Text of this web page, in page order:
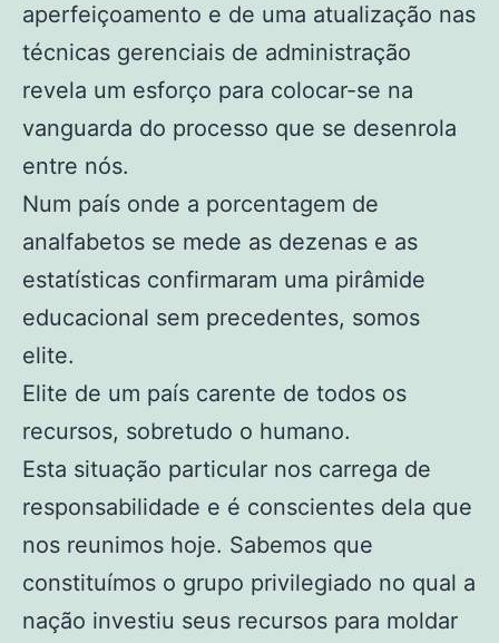
aperfeiçoamento e de uma atualização nas
técnicas gerenciais de administração
revela um esforço para colocar-se na
vanguarda do processo que se desenrola
entre nós.
Num país onde a porcentagem de
analfabetos se mede as dezenas e as
estatísticas confirmaram uma pirâmide
educacional sem precedentes, somos
elite.
Elite de um país carente de todos os
recursos, sobretudo o humano.
Esta situação particular nos carrega de
responsabilidade e é conscientes dela que
nos reunimos hoje. Sabemos que
constituímos o grupo privilegiado no qual a
nação investiu seus recursos para moldar